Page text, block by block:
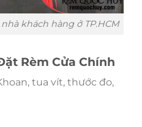
khách hàng ở TP.HCM
Rèm Cửa Chính
tua vít, thước đo,